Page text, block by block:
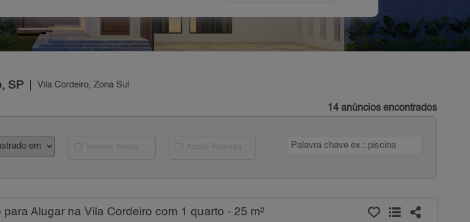
SP Vila Cordeiro, Zona Sul
14 anúncios encontrados
Alugar na Vila Cordeiro com 1 quarto - 25 m²